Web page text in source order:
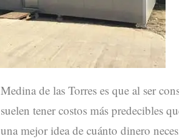
Medina de las Torres es que al ser
suelen tener costos más predecibles
una mejor idea de cuánto dinero